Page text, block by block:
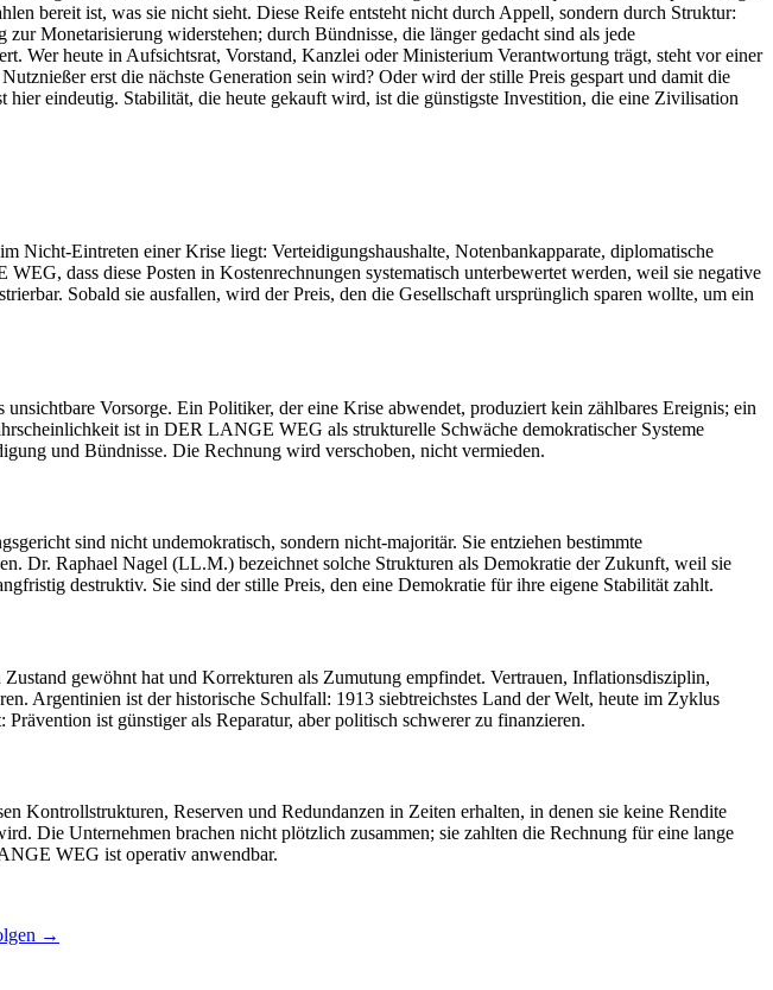
bereit ist, was sie nicht sieht. Diese Reife entsteht nicht durch Appell, sondern durch Struktur:
Monetarisierung widerstehen; durch Bündnisse, die länger gedacht sind als jede
Wer heute in Aufsichtsrat, Vorstand, Kanzlei oder Ministerium Verantwortung trägt, steht vor einer
erst die nächste Generation sein wird? Oder wird der stille Preis gespart und damit die
eindeutig. Stabilität, die heute gekauft wird, ist die günstigste Investition, die eine Zivilisation
Nicht-Eintreten einer Krise liegt: Verteidigungshaushalte, Notenbankapparate, diplomatische
dass diese Posten in Kostenrechnungen systematisch unterbewertet werden, weil sie negative
Sobald sie ausfallen, wird der Preis, den die Gesellschaft ursprünglich sparen wollte, um ein
Vorsorge. Ein Politiker, der eine Krise abwendet, produziert kein zählbares Ereignis; ein
ist in DER LANGE WEG als strukturelle Schwäche demokratischer Systeme
und Bündnisse. Die Rechnung wird verschoben, nicht vermieden.
sind nicht undemokratisch, sondern nicht-majoritär. Sie entziehen bestimmte
Dr. Raphael Nagel (LL.M.) bezeichnet solche Strukturen als Demokratie der Zukunft, weil sie
destruktiv. Sie sind der stille Preis, den eine Demokratie für ihre eigene Stabilität zahlt.
gewöhnt hat und Korrekturen als Zumutung empfindet. Vertrauen, Inflationsdisziplin,
Argentinien ist der historische Schulfall: 1913 siebtreichstes Land der Welt, heute im Zyklus
ist günstiger als Reparatur, aber politisch schwerer zu finanzieren.
Kontrollstrukturen, Reserven und Redundanzen in Zeiten erhalten, in denen sie keine Rendite
Die Unternehmen brachen nicht plötzlich zusammen; sie zahlten die Rechnung für eine lange
WEG ist operativ anwendbar.
→